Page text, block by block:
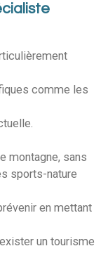
comme les
montagne, sans
sports-nature
en mettant
un tourisme